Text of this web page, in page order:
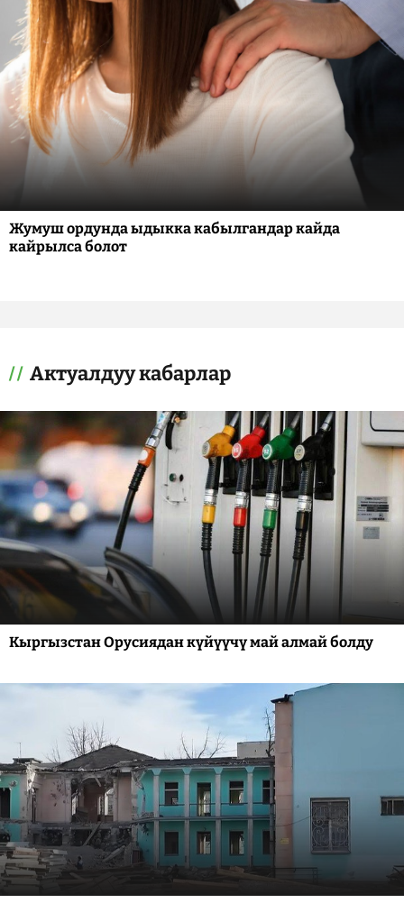
Жумуш ордунда ыдыкка кабылгандар кайда
кайрылса болот
Актуалдуу кабарлар
Кыргызстан Орусиядан күйүүчү май алмай болду